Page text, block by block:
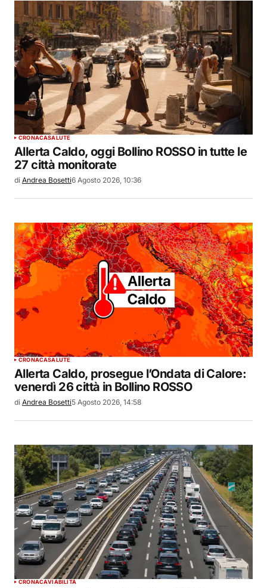
CRONACASALUTE
Allerta Caldo, oggi Bollino ROSSO in tutte le
27 città monitorate
di Andrea Bosetti6 Agosto 2026, 10:36
CRONACASALUTE
Allerta Caldo, prosegue l’Ondata di Calore:
venerdì 26 città in Bollino ROSSO
di Andrea Bosetti5 Agosto 2026, 14:58
CRONACAVIABILITÀ